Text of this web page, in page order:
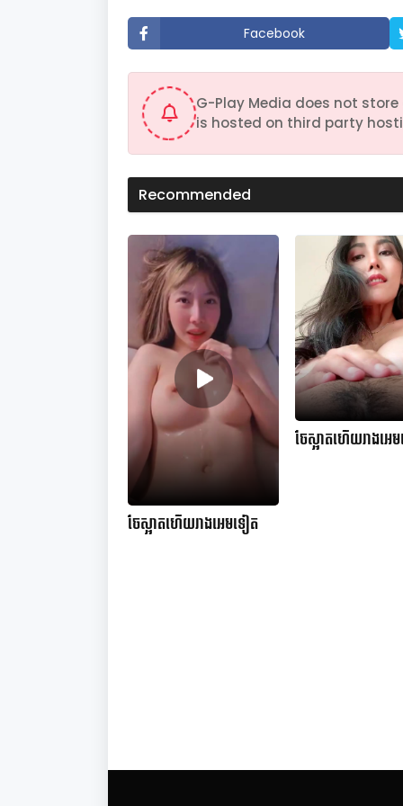
e
s
,
8
e
s
V
u
m
%
Facebook
G-Play Media does not
is hosted on third party
Recommended
ចែស្អាតហើយរាងអេមទៀត
ចែស្អាតហើយរាងអេ